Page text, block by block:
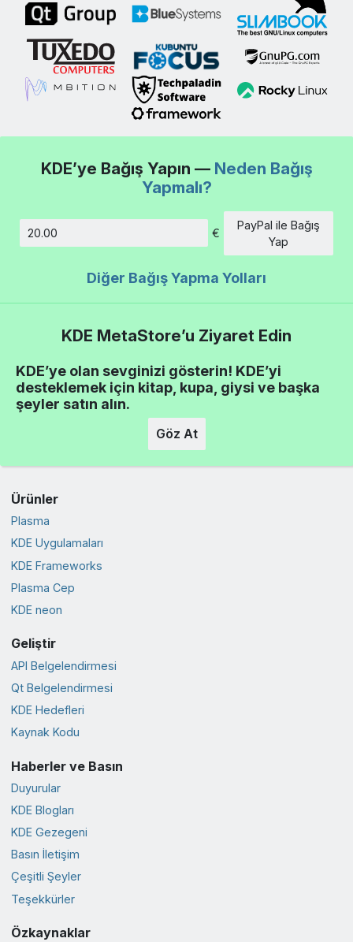
KDE’ye Bağış Yapın — Neden Bağış
Yapmalı?
€
PayPal ile Bağış
Yap
Diğer Bağış Yapma Yolları
KDE MetaStore’u Ziyaret Edin
KDE’ye olan sevginizi gösterin! KDE’yi
desteklemek için kitap, kupa, giysi ve başka
şeyler satın alın.
Göz At
Ürünler
Plasma
KDE Uygulamaları
KDE Frameworks
Plasma Cep
KDE neon
Geliştir
API Belgelendirmesi
Qt Belgelendirmesi
KDE Hedefleri
Kaynak Kodu
Haberler ve Basın
Duyurular
KDE Blogları
KDE Gezegeni
Basın İletişim
Çeşitli Şeyler
Teşekkürler
Özkaynaklar